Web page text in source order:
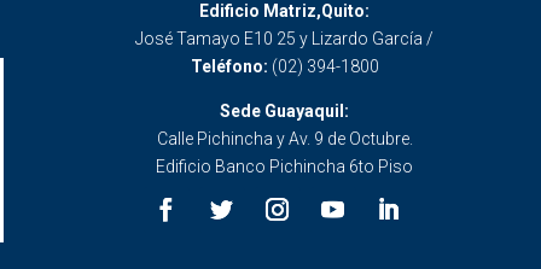
Edificio Matriz,Quito:
José Tamayo E10 25 y Lizardo García /
Teléfono: (02) 394-1800
Sede Guayaquil:
Calle Pichincha y Av. 9 de Octubre.
Edificio Banco Pichincha 6to Piso